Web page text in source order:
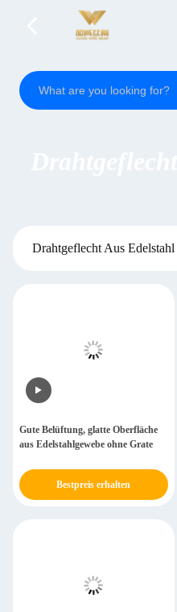
Drahtgeflecht Aus Edelstahl
Gute Belüftung, glatte Oberfläche
aus Edelstahlgewebe ohne Grate
Bestpreis erhalten